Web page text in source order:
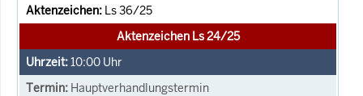
Ls 36/25
Aktenzeichen Ls 24/25
10:00 Uhr
Hauptverhandlungstermin